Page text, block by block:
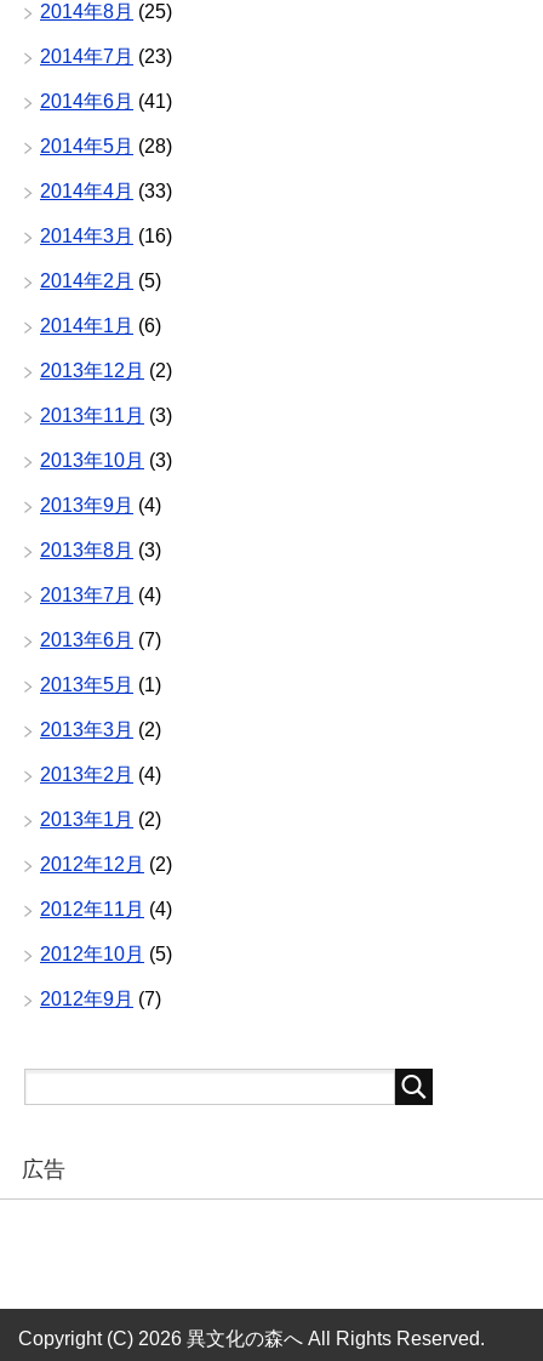
2014年8月 (25)
2014年7月 (23)
2014年6月 (41)
2014年5月 (28)
2014年4月 (33)
2014年3月 (16)
2014年2月 (5)
2014年1月 (6)
2013年12月 (2)
2013年11月 (3)
2013年10月 (3)
2013年9月 (4)
2013年8月 (3)
2013年7月 (4)
2013年6月 (7)
2013年5月 (1)
2013年3月 (2)
2013年2月 (4)
2013年1月 (2)
2012年12月 (2)
2012年11月 (4)
2012年10月 (5)
2012年9月 (7)
広告
Copyright (C) 2026 異文化の森へ All Rights Reserved.